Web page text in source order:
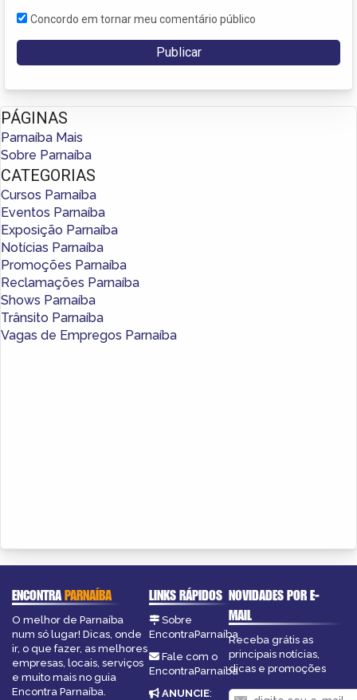
Concordo em tornar meu comentário público
PÁGINAS
Parnaíba Mais
Sobre Parnaíba
CATEGORIAS
Cursos Parnaíba
Eventos Parnaíba
Exposição Parnaíba
Notícias Parnaíba
Promoções Parnaíba
Reclamações Parnaíba
Shows Parnaíba
Trânsito Parnaíba
Vagas de Empregos Parnaíba
ENCONTRAPARNAÍBA
O melhor de Parnaíba
num só lugar! Dicas, onde
ir, o que fazer, as melhores
empresas, locais, serviços
e muito mais no guia
Encontra Parnaíba.
LINKS RÁPIDOS
Sobre
EncontraParnaíba
Fale com o
EncontraParnaíba
ANUNCIE:
NOVIDADES POR E-
MAIL
Receba grátis as
principais notícias,
dicas e promoções